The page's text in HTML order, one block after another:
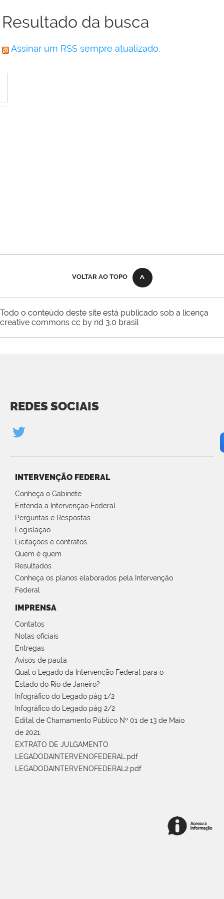
Resultado da busca
Assinar um RSS sempre atualizado.
VOLTAR AO TOPO
Todo o conteúdo deste site está publicado sob a licença
creative commons cc by nd 3.0 brasil
REDES SOCIAIS
INTERVENÇÃO FEDERAL
Conheça o Gabinete
Entenda a Intervenção Federal
Perguntas e Respostas
Legislação
Licitações e contratos
Quem é quem
Resultados
Conheça os planos elaborados pela Intervenção
Federal
IMPRENSA
Contatos
Notas oficiais
Entregas
Avisos de pauta
Qual o Legado da Intervenção Federal para o
Estado do Rio de Janeiro?
Infográfico do Legado pág 1/2
Infográfico do Legado pág 2/2
Edital de Chamamento Público Nº 01 de 13 de Maio
de 2021.
EXTRATO DE JULGAMENTO
LEGADODAINTERVENOFEDERAL.pdf
LEGADODAINTERVENOFEDERAL2.pdf